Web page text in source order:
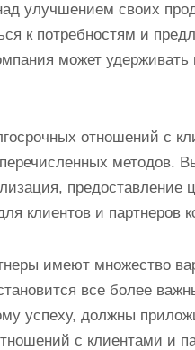
улучшением своих
к потребностям и
может удерживать
отношений с
методов.
предоставление
клиентов и партнеров
имеют множество
все более
успеху, должны
с клиентами и